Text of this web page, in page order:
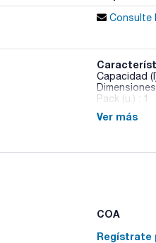
Consulte
Capacidad
Pack (u.) : 1
Cubeta de
Ver más
COA
Regístrate